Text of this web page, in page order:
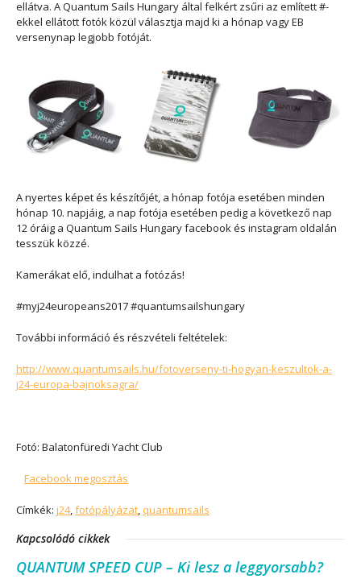
ellátva. A Quantum Sails Hungary által felkért zsűri az említett #-
ekkel ellátott fotók közül választja majd ki a hónap vagy EB
versenynap legjobb fotóját.
A nyertes képet és készítőjét, a hónap fotója esetében minden
hónap 10. napjáig, a nap fotója esetében pedig a következő nap
12 óráig a Quantum Sails Hungary facebook és instagram oldalán
tesszük közzé.
Kamerákat elő, indulhat a fotózás!
#myj24europeans2017 #quantumsailshungary
További információ és részvételi feltételek:
http://www.quantumsails.hu/fotoverseny-ti-hogyan-keszultok-a-
j24-europa-bajnoksagra/
Fotó: Balatonfüredi Yacht Club
Facebook megosztás
Címkék: j24,fotópályázat, quantumsails
Kapcsolódó cikkek
QUANTUM SPEED CUP – Ki lesz a leggyorsabb?